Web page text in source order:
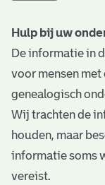
a
r
i
ë
l
e
Hulp bij uw
De informatie in
voor mensen
genealogisch
Wij trachten de
houden, maar
informatie soms
vereist.